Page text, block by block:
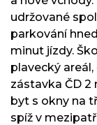
udržované
parkování
minut jízdy.
plavecký
zástavka ČD 2
byt s okny na
spíž v